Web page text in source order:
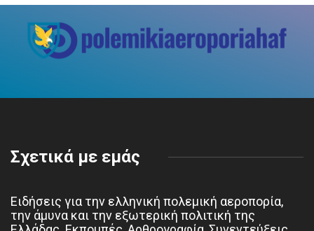
Σχετικά με εμάς
Ειδήσεις για την ελληνική πολεμική αεροπορία,
την άμυνα και την εξωτερική πολιτική της